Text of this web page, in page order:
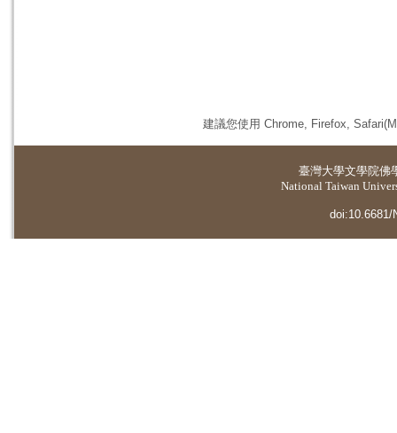
建議您使用 Chrome, Firefox,
臺灣大學文學院佛
National Taiwan
doi:10.6681/